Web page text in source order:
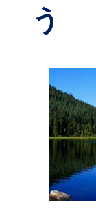
う